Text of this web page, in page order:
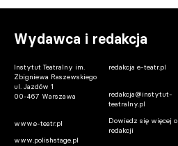
Wydawca i redakcja
Instytut Teatralny im.
Zbigniewa Raszewskiego
ul. Jazdów 1
00-467 Warszawa
www.e-teatr.pl
www.polishstage.pl
redakcja e-teatr.pl
redakcja@instytut-
teatralny.pl
Dowiedz się więcej o
redakcji